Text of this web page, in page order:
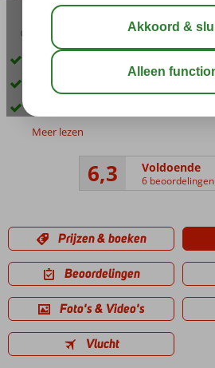
03:00
Gelegen in de wijk Pera
Spa Center met binnenbad
Meer lezen
6,3 Voldoende
6 beoordelingen
Prijzen & boeken
Beoordelingen
Foto's & Video's
Vlucht